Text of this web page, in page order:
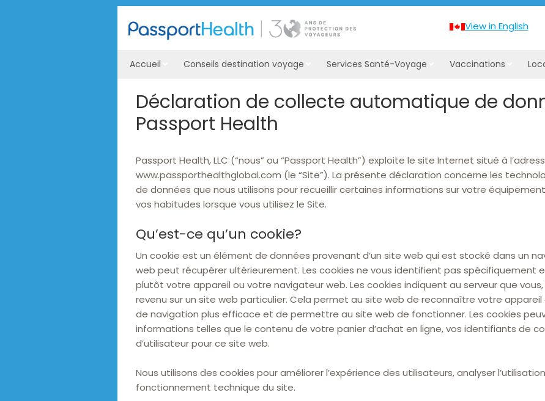
View in English
Accueil Conseils destination voyage Services Santé-Voyage Vaccinations
Déclaration de collecte automatique de
Passport Health
Passport Health, LLC (“nous” ou “Passport Health”) exploite le site Internet situé à
www.passporthealthglobal.com (le “Site”). La présente déclaration concerne les
de données que nous utilisons pour recueillir certaines informations sur votre
vos habitudes lorsque vous utilisez le Site.
Qu’est-ce qu’un cookie?
Un cookie est un élément de données provenant d’un site web qui est stocké dans un
web peut récupérer ultérieurement. Les cookies ne vous identifient pas spécifiquement
plutôt votre appareil ou votre navigateur web. Les cookies indiquent au serveur que
revenu sur un site web particulier. Cela permet au site web de reconnaître votre
de navigation plus efficace et de permettre au site web de fonctionner. Les cookies
informations telles que le contenu de votre panier d’achat en ligne, vos identifiants de
d’utilisateur pour ce site web.
Nous utilisons des cookies pour améliorer l’expérience des utilisateurs, analyser
fonctionnement technique du site.